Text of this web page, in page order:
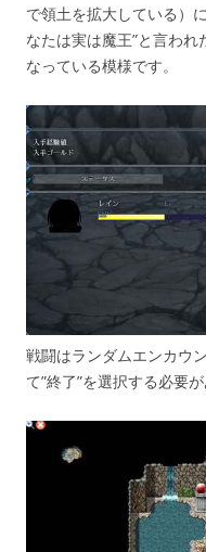
で領土を拡大している）
なたは実は魔王”と言わ
なっている模様です。
戦闘はランダムエンカウ
て”終了”を選択する必要が